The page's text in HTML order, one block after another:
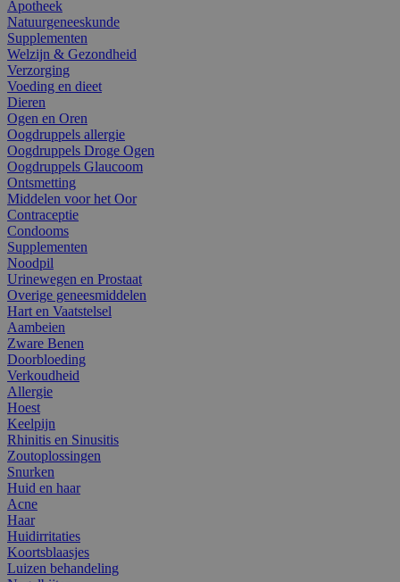
Apotheek
Natuurgeneeskunde
Supplementen
Welzijn & Gezondheid
Verzorging
Voeding en dieet
Dieren
Ogen en Oren
Oogdruppels allergie
Oogdruppels Droge Ogen
Oogdruppels Glaucoom
Ontsmetting
Middelen voor het Oor
Contraceptie
Condooms
Supplementen
Noodpil
Urinewegen en Prostaat
Overige geneesmiddelen
Hart en Vaatstelsel
Aambeien
Zware Benen
Doorbloeding
Verkoudheid
Allergie
Hoest
Keelpijn
Rhinitis en Sinusitis
Zoutoplossingen
Snurken
Huid en haar
Acne
Haar
Huidirritaties
Koortsblaasjes
Luizen behandeling